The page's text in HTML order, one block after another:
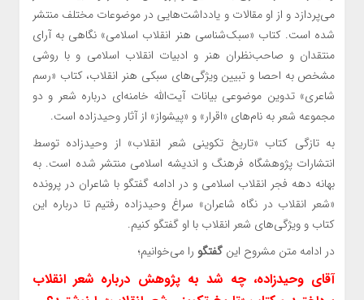
می‌پردازد و از او مقالات و یادداشت‌هایی در موضوعات مختلف منتشر
شده است. کتاب «سبک‌شناسی هنر انقلاب اسلامی» نگاهی به آرای
منتقدان و صاحب‌نظران هنر و ادبیات انقلاب اسلامی و با روشی
مشخص به احصا و تبیین ویژگی‌های سبکی هنر انقلاب، کتاب «رسم
شاعری» تدوین موضوعی بیانات آیت‌الله خامنه‌ای درباره شعر و دو
مجموعه شعر به نام‌های «اقرار» و «پیشواز» از آثار وحیدزاده است.
به تازگی کتاب «تاریخ تکوینی شعر انقلاب» از وحیدزاده توسط
انتشارات پژوهشگاه فرهنگ و اندیشه اسلامی منتشر شده است. به
بهانه دهه فجر انقلاب اسلامی و در ادامه گفتگو با شاعران در پرونده
«شعر انقلاب در نگاه شاعران» سراغ وحیدزاده رفتیم تا درباره این
کتاب و ویژگی‌های شعر انقلاب با او گفتگو کنیم.
در ادامه متن مشروح این گفتگو را می‌خوانیم؛
آقای وحیدزاده، چه شد به پژوهش درباره شعر انقلاب